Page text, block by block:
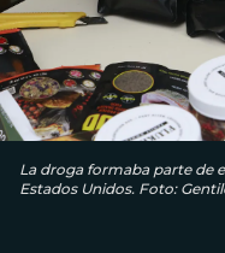
La droga formaba parte de
Estados Unidos. Foto: